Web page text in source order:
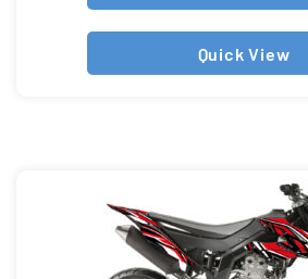
Quick View